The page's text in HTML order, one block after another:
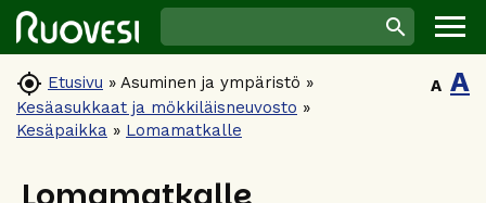
 Etusivu » Asuminen ja ympäristö »
Kesäasukkaat ja mökkiläisneuvosto »
Kesäpaikka » Lomamatkalle
A A